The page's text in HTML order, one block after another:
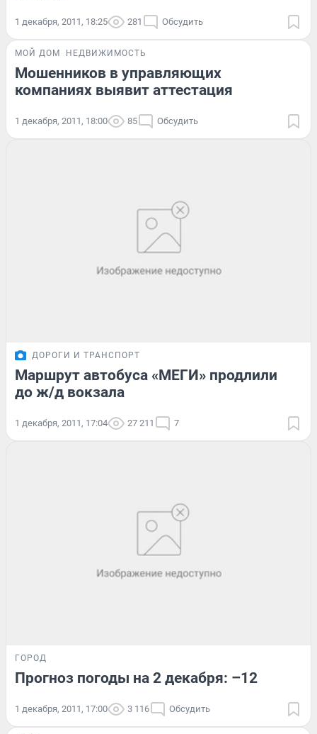
1 декабря, 2011, 18:25 281 Обсудить
МОЙ ДОМ НЕДВИЖИМОСТЬ
Мошенников в управляющих
компаниях выявит аттестация
1 декабря, 2011, 18:00 85 Обсудить
ДОРОГИ И ТРАНСПОРТ
Маршрут автобуса «МЕГИ» продлили
до ж/д вокзала
1 декабря, 2011, 17:04 27 211 7
ГОРОД
Прогноз погоды на 2 декабря: –12
1 декабря, 2011, 17:00 3 116 Обсудить